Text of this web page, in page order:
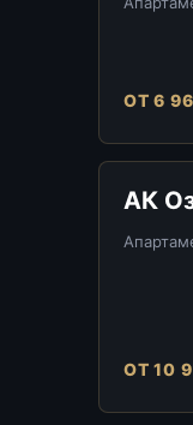
ОТ 6
АК
ОТ 10